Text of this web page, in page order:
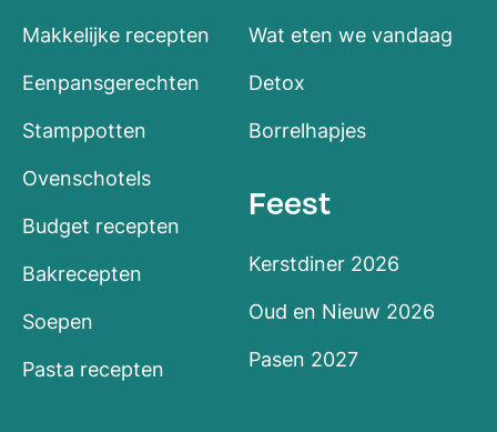
Makkelijke recepten
Eenpansgerechten
Stamppotten
Ovenschotels
Budget recepten
Bakrecepten
Soepen
Pasta recepten
Wat eten we vandaag
Detox
Borrelhapjes
Feest
Kerstdiner 2026
Oud en Nieuw 2026
Pasen 2027